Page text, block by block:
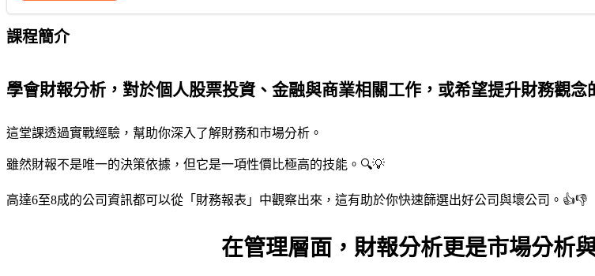
課程簡介
學會財報分析，對於個人股票投資、金融與商業相關工作，或希望提升財務觀
這堂課透過實戰經驗，幫助你深入了解財務和市場分析。
雖然財報不是唯一的決策依據，但它是一項性價比極高的技能。🔍💡
高達6至8成的公司資訊都可以從「財務報表」中觀察出來，這有助於你快速篩選出好公司與壞公司。👍👎
在管理層面，財報分析更是市場分析